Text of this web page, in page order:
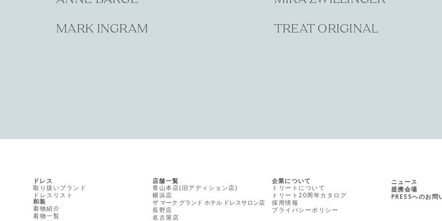
MARK INGRAM TREAT ORIGINAL
ドレス
取り扱いブランド
ドレスリスト
和装
着物紹介
着物一覧
店舗一覧
青山本店(旧アディション店)
横浜店
ザ マーク グランド ホテル ドレスサロン店
長野店
名古屋店
企業について
トリートについて
トリート20周年カタログ
採用情報
プライバシーポリシー
ニュース
提携会場
PRESSへのお問